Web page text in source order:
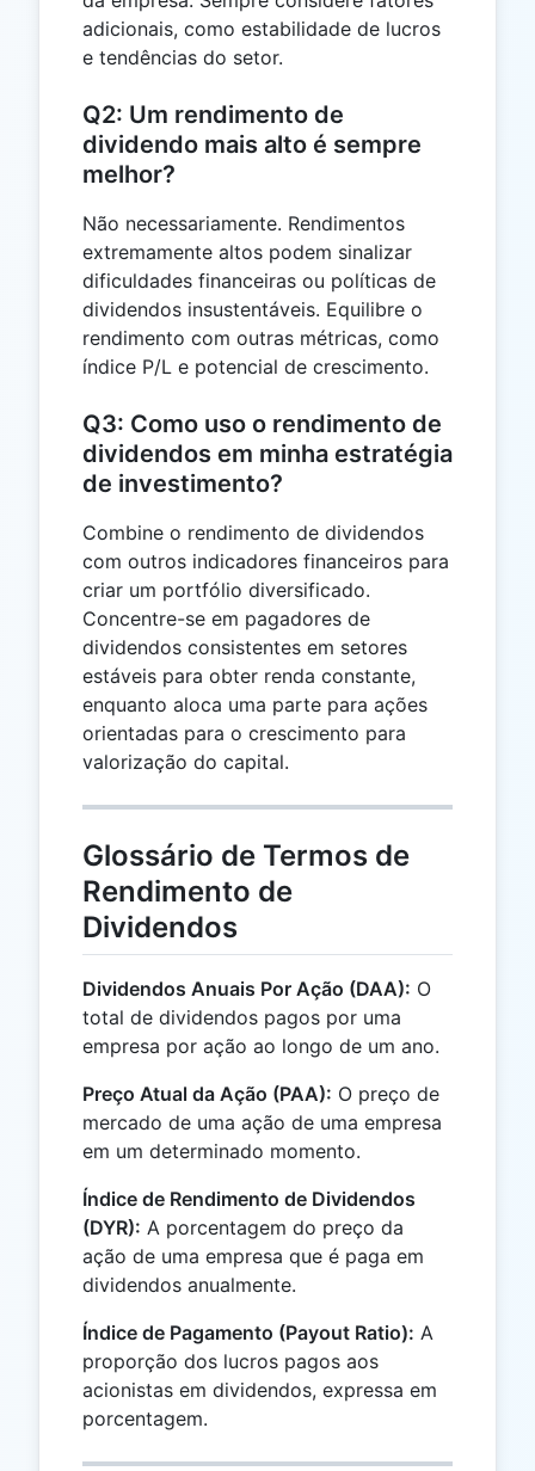
adicionais, como estabilidade de lucros
e tendências do setor.
Q2: Um rendimento de
dividendo mais alto é sempre
melhor?
Não necessariamente. Rendimentos
extremamente altos podem sinalizar
dificuldades financeiras ou políticas de
dividendos insustentáveis. Equilibre o
rendimento com outras métricas, como
índice P/L e potencial de crescimento.
Q3: Como uso o rendimento de
dividendos em minha estratégia
de investimento?
Combine o rendimento de dividendos
com outros indicadores financeiros para
criar um portfólio diversificado.
Concentre-se em pagadores de
dividendos consistentes em setores
estáveis para obter renda constante,
enquanto aloca uma parte para ações
orientadas para o crescimento para
valorização do capital.
Glossário de Termos de
Rendimento de
Dividendos
Dividendos Anuais Por Ação (DAA): O
total de dividendos pagos por uma
empresa por ação ao longo de um ano.
Preço Atual da Ação (PAA): O preço de
mercado de uma ação de uma empresa
em um determinado momento.
Índice de Rendimento de Dividendos
(DYR): A porcentagem do preço da
ação de uma empresa que é paga em
dividendos anualmente.
Índice de Pagamento (Payout Ratio): A
proporção dos lucros pagos aos
acionistas em dividendos, expressa em
porcentagem.